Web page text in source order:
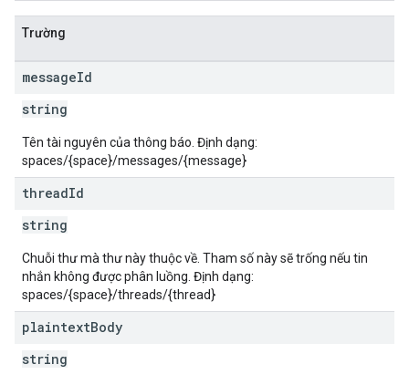
Trường
messageId
string
Tên tài nguyên của thông báo. Định dạng:
spaces/{space}/messages/{message}
threadId
string
Chuỗi thư mà thư này thuộc về. Tham số này sẽ trống nếu tin
nhắn không được phân luồng. Định dạng:
spaces/{space}/threads/{thread}
plaintextBody
string